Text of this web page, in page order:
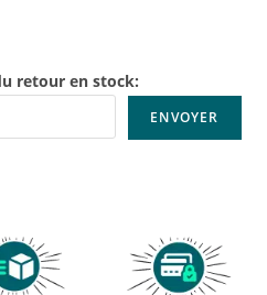
retour en stock: